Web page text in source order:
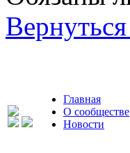
Главная
О сообществе
Новости